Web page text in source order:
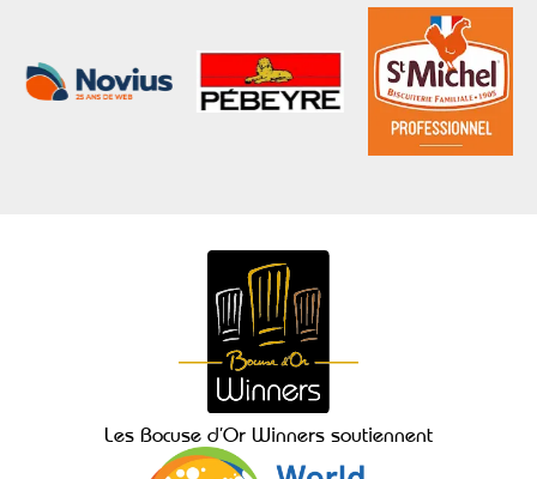
Les Bocuse d’Or Winners soutiennent